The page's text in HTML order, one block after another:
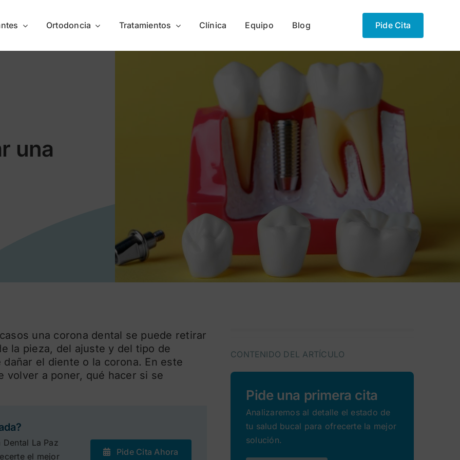
Ortodoncia Tratamientos Clínica Equipo Blog Pide Cita
una
una corona dental se puede retirar
la pieza, del ajuste y del tipo de
el diente o la corona. En este
volver a poner, qué hacer si se
La Paz
el mejor
Pide Cita Ahora
CONTENIDO DEL ARTÍCULO
Pide una primera cita
Analizaremos al detalle el estado de
tu salud bucal para ofrecerte la mejor
solución.